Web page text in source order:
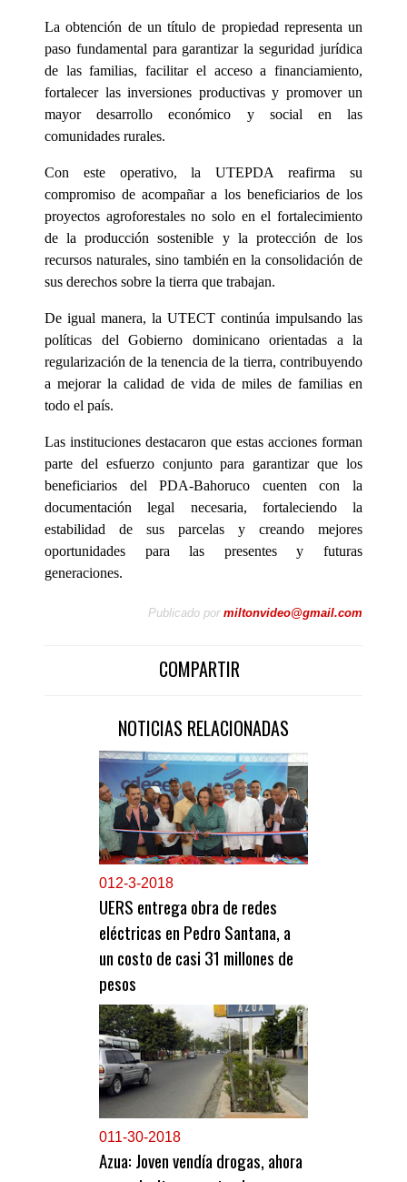
La obtención de un título de propiedad representa un
paso fundamental para garantizar la seguridad jurídica
de las familias, facilitar el acceso a financiamiento,
fortalecer las inversiones productivas y promover un
mayor desarrollo económico y social en las
comunidades rurales.
Con este operativo, la UTEPDA reafirma su
compromiso de acompañar a los beneficiarios de los
proyectos agroforestales no solo en el fortalecimiento
de la producción sostenible y la protección de los
recursos naturales, sino también en la consolidación de
sus derechos sobre la tierra que trabajan.
De igual manera, la UTECT continúa impulsando las
políticas del Gobierno dominicano orientadas a la
regularización de la tenencia de la tierra, contribuyendo
a mejorar la calidad de vida de miles de familias en
todo el país.
Las instituciones destacaron que estas acciones forman
parte del esfuerzo conjunto para garantizar que los
beneficiarios del PDA-Bahoruco cuenten con la
documentación legal necesaria, fortaleciendo la
estabilidad de sus parcelas y creando mejores
oportunidades para las presentes y futuras
generaciones.
Publicado por miltonvideo@gmail.com
COMPARTIR
NOTICIAS RELACIONADAS
012-3-2018
UERS entrega obra de redes
eléctricas en Pedro Santana, a
un costo de casi 31 millones de
pesos
011-30-2018
Azua: Joven vendía drogas, ahora